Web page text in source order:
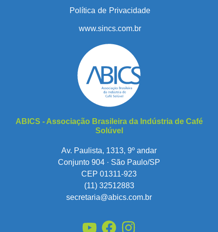
Política de Privacidade
www.sincs.com.br
ABICS - Associação Brasileira da Indústria de Café
Solúvel
Av. Paulista, 1313, 9º andar
Conjunto 904 · São Paulo/SP
CEP 01311-923
(11) 32512883
secretaria@abics.com.br